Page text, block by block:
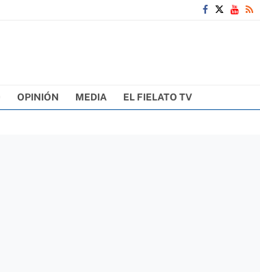
OPINIÓN MEDIA EL FIELATO TV